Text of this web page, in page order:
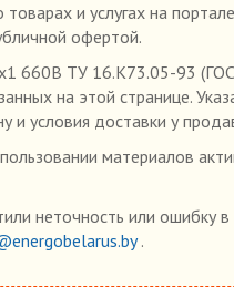
и услугах на
офертой.
660В ТУ 16.К73.05-93
на этой странице.
и условия доставки у
материалов
неточность или ошибку
.